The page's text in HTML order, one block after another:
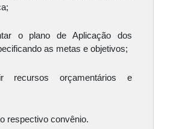
o plano de Aplicação dos
as metas e objetivos;
orçamentários e
respectivo convênio.